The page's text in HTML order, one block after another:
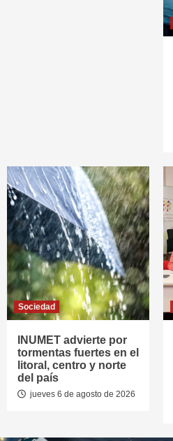
Sociedad
INUMET advierte por
tormentas fuertes en el
litoral, centro y norte
del país
jueves 6 de agosto de 2026